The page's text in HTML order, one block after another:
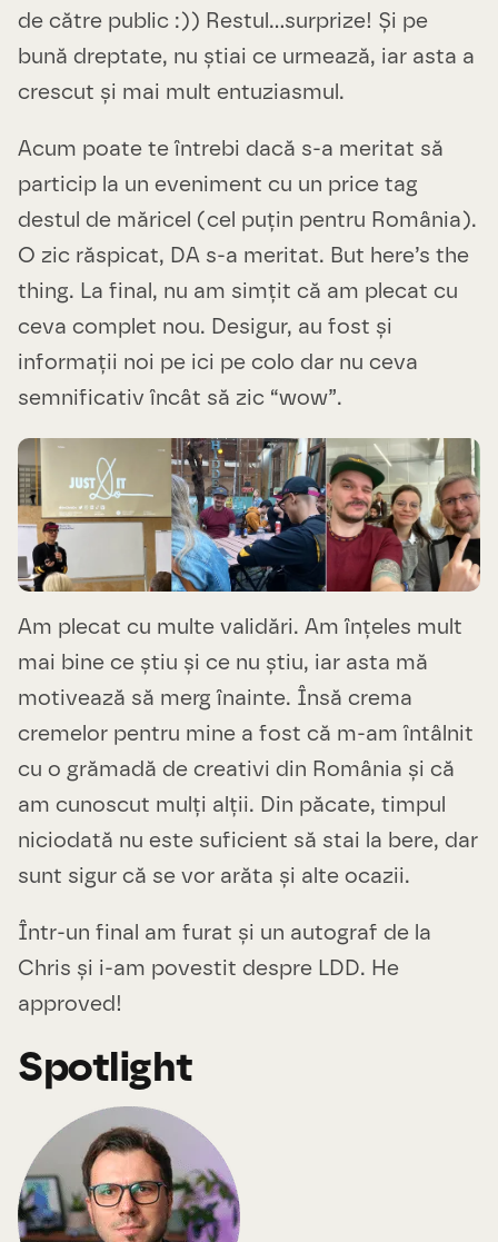
de către public :)) Restul…surprize! Și pe
bună dreptate, nu știai ce urmează, iar asta a
crescut și mai mult entuziasmul.
Acum poate te întrebi dacă s-a meritat să
particip la un eveniment cu un price tag
destul de măricel (cel puțin pentru România).
O zic răspicat, DA s-a meritat. But here’s the
thing. La final, nu am simțit că am plecat cu
ceva complet nou. Desigur, au fost și
informații noi pe ici pe colo dar nu ceva
semnificativ încât să zic “wow”.
Am plecat cu multe validări. Am înțeles mult
mai bine ce știu și ce nu știu, iar asta mă
motivează să merg înainte. Însă crema
cremelor pentru mine a fost că m-am întâlnit
cu o grămadă de creativi din România și că
am cunoscut mulți alții. Din păcate, timpul
niciodată nu este suficient să stai la bere, dar
sunt sigur că se vor arăta și alte ocazii.
Într-un final am furat și un autograf de la
Chris și i-am povestit despre LDD. He
approved!
Spotlight